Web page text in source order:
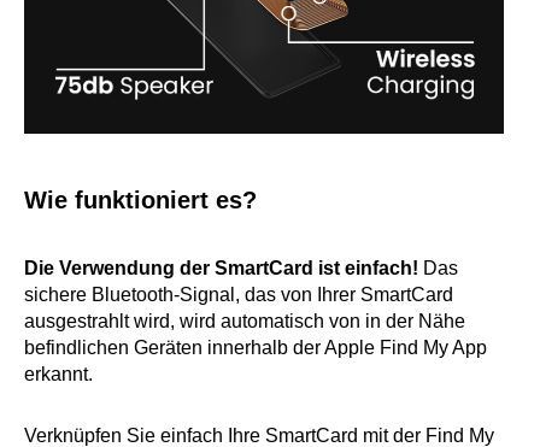
Wie funktioniert es?
Die Verwendung der SmartCard ist einfach! Das
sichere Bluetooth-Signal, das von Ihrer SmartCard
ausgestrahlt wird, wird automatisch von in der Nähe
befindlichen Geräten innerhalb der Apple Find My App
erkannt.
Verknüpfen Sie einfach Ihre SmartCard mit der Find My